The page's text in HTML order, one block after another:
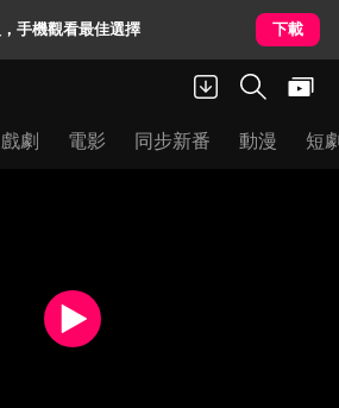
手機觀看最佳選擇 下載
戲劇 電影 同步新番 動漫 短